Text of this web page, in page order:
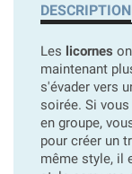
DESCRIPTION
Les licornes
maintenant
s'évader vers
soirée. Si
en groupe,
pour créer un
même style, il